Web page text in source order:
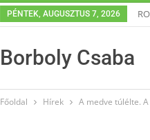
PÉNTEK, AUGUSZTUS 7, 2026 RO
Borboly Csaba
Főoldal Hírek A medve túlélte.